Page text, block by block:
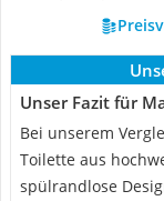
Unser Fazit für
Bei unserem
Toilette aus
spülrandlose